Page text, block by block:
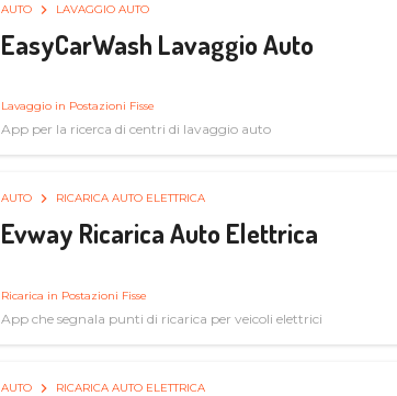
AUTO LAVAGGIO AUTO
EasyCarWash Lavaggio Auto
Lavaggio in Postazioni Fisse
App per la ricerca di centri di lavaggio auto
AUTO RICARICA AUTO ELETTRICA
Evway Ricarica Auto Elettrica
Ricarica in Postazioni Fisse
App che segnala punti di ricarica per veicoli elettrici
AUTO RICARICA AUTO ELETTRICA